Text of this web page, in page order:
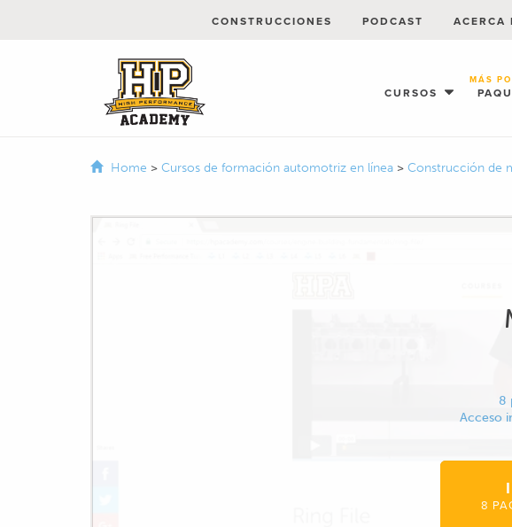
CURSOS
MÁS
CONSTRUCCIONES PODCAST ACERCA
Home > Cursos de formación automotriz en línea > Construcción de
8
Acceso
8